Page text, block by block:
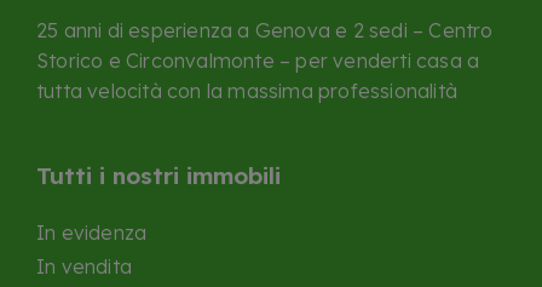
25 anni di esperienza a Genova e 2 sedi – Centro
Storico e Circonvalmonte – per venderti casa a
tutta velocità con la massima professionalità
Tutti i nostri immobili
In evidenza
In vendita